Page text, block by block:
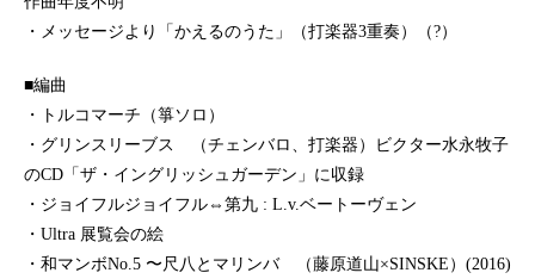
・メッセージより「かえるのうた」（打楽器3重奏）（?）
■編曲
・トルコマーチ（箏ソロ）
・グリンスリーブス （チェンバロ、打楽器）ビクター水永牧子
のCD「ザ・イングリッシュガーデン」に収録
・ジョイフルジョイフル⇔第九 : L.v.ベートーヴェン
・Ultra 展覧会の絵
・和マンボNo.5 〜尺八とマリンバ （藤原道山×SINSKE）(2016)